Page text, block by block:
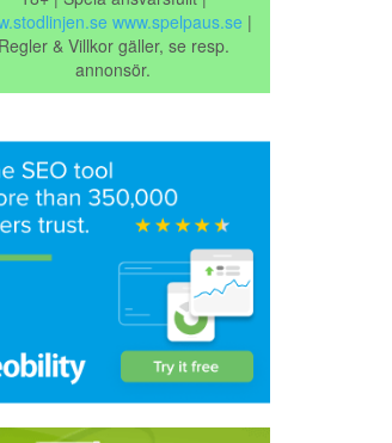
www.spelpaus.se |
Regler & Villkor gäller, se resp.
annonsör.